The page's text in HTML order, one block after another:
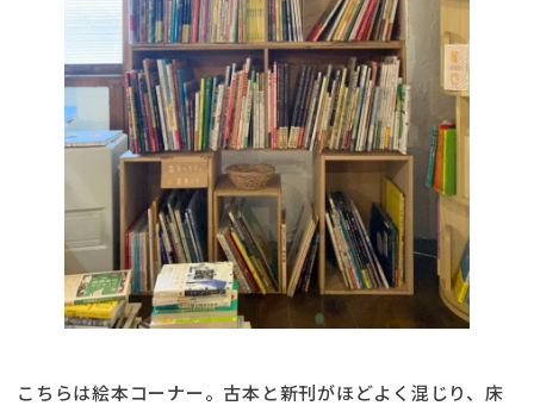
こちらは絵本コーナー。古本と新刊がほどよく混じり、床